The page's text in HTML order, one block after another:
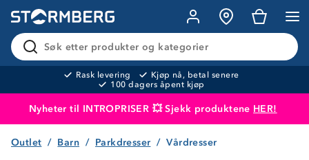
Søk etter produkter og kategorier
Rask levering
Kjøp nå, betal senere
100 dagers åpent kjøp
Nyheter til INTROPRISER 💥 Sjekk produktene HER!
Produktet er lagt i handlekurven Til kassen
Outlet Barn Parkdresser Vårdresser